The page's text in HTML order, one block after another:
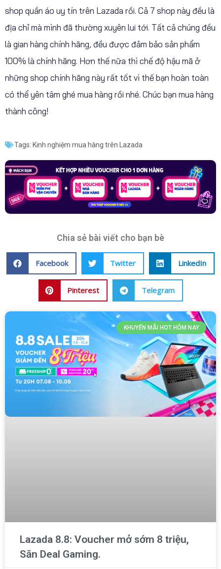
shop quần áo uy tín trên Lazada rồi. Cả 7 shop này đều là
địa chỉ mà mình đã thường xuyên lui tới. Tất cả chúng đều
là gian hàng chính hãng, đều được đảm bảo sản phẩm
100% là chính hãng. Hơn thế nữa thì chế độ hậu mã ở
những shop chính hãng này rất tốt vì thế bạn hoàn toàn
có thể yên tâm ghé mua hàng rồi nhé. Chúc bạn mua hàng
thành công!
Tags: Kinh nghiệm mua hàng trên Lazada
Chia sẻ bài viết cho bạn bè
Facebook Twitter LinkedIn
Pinterest Telegram
KHUYẾN MÃI HOT HÔM NAY
Lazada 8.8: Voucher mở sớm 8 triệu,
Săn Deal Gaming.